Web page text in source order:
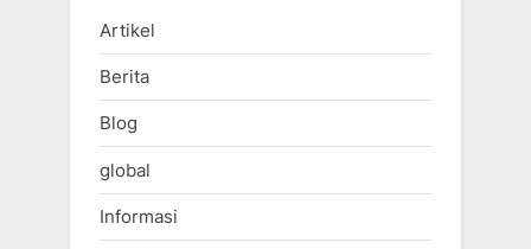
Artikel
Berita
Blog
global
Informasi